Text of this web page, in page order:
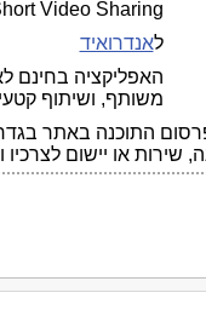
Video Sharing
לאנדרואיד
משותף, ושיתוף קטעי וידאו של עד
התוכנה באתר
שירות או יישום